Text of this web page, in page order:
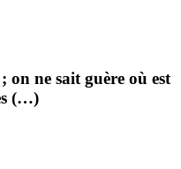
on ne sait guère où est
(…)